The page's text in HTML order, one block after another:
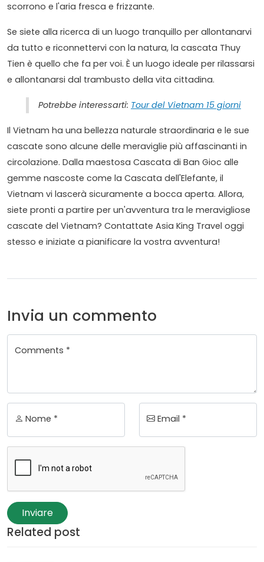
scorrono e l'aria fresca e frizzante.
Se siete alla ricerca di un luogo tranquillo per allontanarvi
da tutto e riconnettervi con la natura, la cascata Thuy
Tien è quello che fa per voi. È un luogo ideale per rilassarsi
e allontanarsi dal trambusto della vita cittadina.
Potrebbe interessarti: Tour del Vietnam 15 giorni
Il Vietnam ha una bellezza naturale straordinaria e le sue
cascate sono alcune delle meraviglie più affascinanti in
circolazione. Dalla maestosa Cascata di Ban Gioc alle
gemme nascoste come la Cascata dell'Elefante, il
Vietnam vi lascerà sicuramente a bocca aperta. Allora,
siete pronti a partire per un'avventura tra le meravigliose
cascate del Vietnam? Contattate Asia King Travel oggi
stesso e iniziate a pianificare la vostra avventura!
Invia un commento
Comments *
Nome * Email *
Inviare
Related post